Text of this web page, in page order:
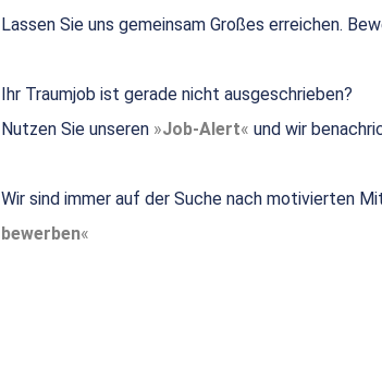
Lassen Sie uns gemeinsam Großes erreichen.
Ihr Traumjob ist gerade nicht ausgeschrieben?
Nutzen Sie unseren
Job-Alert und wir
Wir sind immer auf der Suche nach motivierten
bewerben